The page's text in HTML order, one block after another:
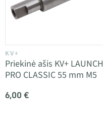
KV+
Priekinė ašis KV+ LAUNCH
PRO CLASSIC 55 mm M5
6,00 €